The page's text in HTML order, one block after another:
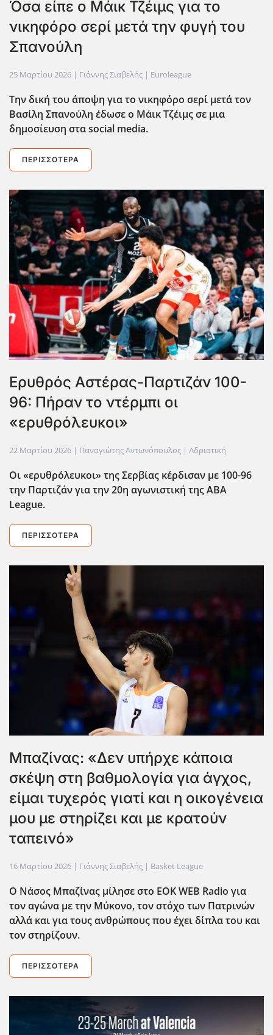
Όσα είπε ο Μάικ Τζέιμς για το
νικηφόρο σερί μετά την φυγή του
Σπανούλη
25 Μαρτίου 2026 | Γιάννης Σιαβελής | Euroleague
Την δική του άποψη για το νικηφόρο σερί μετά τον
Βασίλη Σπανούλη έδωσε ο Μάικ Τζέιμς σε μια
δημοσίευση στα social media.
ΠΕΡΙΣΣΌΤΕΡΑ
Ερυθρός Αστέρας-Παρτιζάν 100-
96: Πήραν το ντέρμπι οι
«ερυθρόλευκοι»
22 Μαρτίου 2026 | Παναγιώτης Αντωνόπουλος | Αδριατική
Οι «ερυθρόλευκοι» της Σερβίας κέρδισαν με 100-96
την Παρτιζάν για την 20η αγωνιστική της ΑΒΑ
League.
ΠΕΡΙΣΣΌΤΕΡΑ
Mπαζίνας: «Δεν υπήρχε κάποια
σκέψη στη βαθμολογία για άγχος,
είμαι τυχερός γιατί και η οικογένεια
μου με στηρίζει και με κρατούν
ταπεινό»
16 Μαρτίου 2026 | Γιάννης Σιαβελής | Basket League
Ο Νάσος Μπαζίνας μίλησε στο EOK WEB Radio για
τον αγώνα με την Μύκονο, τον στόχο των Πατρινών
αλλά και για τους ανθρώπους που έχει δίπλα του και
τον στηρίζουν.
ΠΕΡΙΣΣΌΤΕΡΑ